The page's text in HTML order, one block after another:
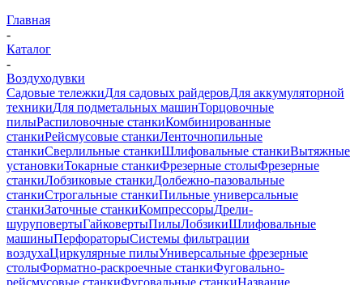
Главная
-
Каталог
-
Воздуходувки
Садовые тележкиДля садовых райдеровДля аккумуляторной
техникиДля подметальных машинТорцовочные
пилыРаспиловочные станкиКомбинированные
станкиРейсмусовые станкиЛенточнопильные
станкиСверлильные станкиШлифовальные станкиВытяжные
установкиТокарные станкиФрезерные столыФрезерные
станкиЛобзиковые станкиДолбежно-пазовальные
станкиСтрогальные станкиПильные универсальные
станкиЗаточные станкиКомпрессорыДрели-
шуруповертыГайковертыПилыЛобзикиШлифовальные
машиныПерфораторыСистемы фильтрации
воздухаЦиркулярные пилыУниверсальные фрезерные
столыФорматно-раскроечные станкиФуговально-
рейсмусовые станкиФуговальные станкиНазвание